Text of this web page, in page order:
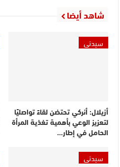
شاهد أيضا
سيدتي
أزيلال: أنركي تحتضن لقاءً تواصليًا
لتعزيز الوعي بأهمية تغذية المرأة
الحامل في إطار…
سيدتي